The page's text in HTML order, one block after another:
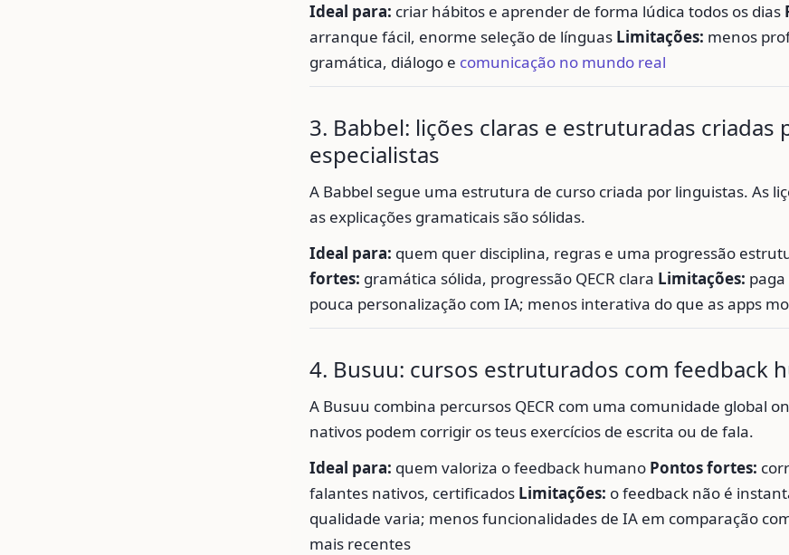
Ideal para: criar hábitos e aprender de forma lúdica todos os dias
arranque fácil, enorme seleção de línguas Limitações: menos
gramática, diálogo e comunicação no mundo real
3. Babbel: lições claras e estruturadas criadas
especialistas
A Babbel segue uma estrutura de curso criada por linguistas. As
as explicações gramaticais são sólidas.
Ideal para: quem quer disciplina, regras e uma progressão
fortes: gramática sólida, progressão QECR clara Limitações: paga
pouca personalização com IA; menos interativa do que as apps
4. Busuu: cursos estruturados com feedback
A Busuu combina percursos QECR com uma comunidade global
nativos podem corrigir os teus exercícios de escrita ou de fala.
Ideal para: quem valoriza o feedback humano Pontos fortes:
falantes nativos, certificados Limitações: o feedback não é
qualidade varia; menos funcionalidades de IA em comparação
mais recentes